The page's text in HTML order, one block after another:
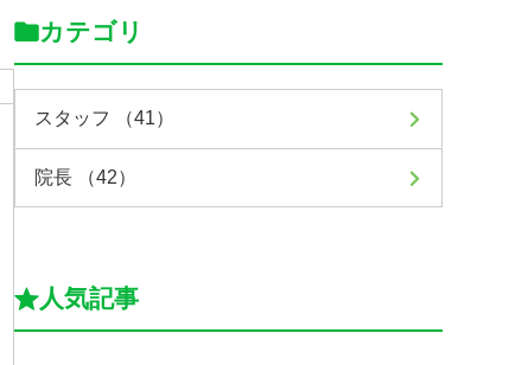
カテゴリ
スタッフ （41）
院長 （42）
人気記事